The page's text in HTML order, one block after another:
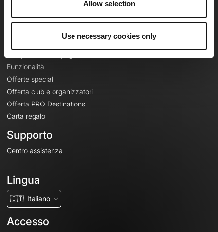
Allow selection
Use necessary cookies only
Le Mag'
Funzionalità
Offerte speciali
Offerta club e organizzatori
Offerta PRO Destinations
Carta regalo
Supporto
Centro assistenza
Lingua
🇮🇹 Italiano
Accesso